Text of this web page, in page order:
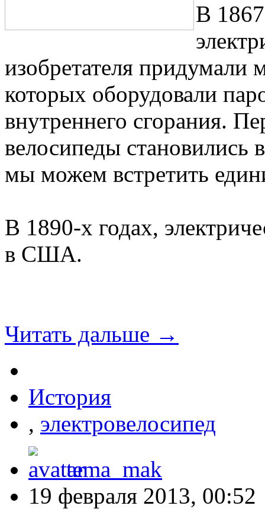
В
изобретателя придумали
которых оборудовали
внутреннего сгорания.
велосипеды становились
мы можем встретить
В 1890-х годах,
в США.
Читать дальше →
История
, электровелосипед
tema_mak
19 февраля 2013, 00:52